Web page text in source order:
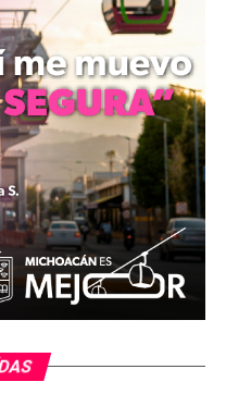
a servicios básicos.
de reforzar las
entre zonas
indígenas.
agregó, promoverán
en áreas
y desarrollo
a derechos
política social más
con los objetivos de la